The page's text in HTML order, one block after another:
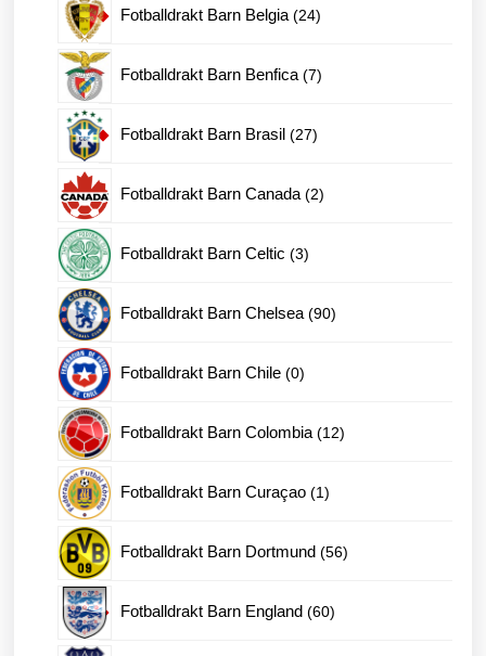
Fotballdrakt Barn Belgia 2424
Fotballdrakt Barn Benfica 77
Fotballdrakt Barn Brasil 2727
Fotballdrakt Barn Canada 22
Fotballdrakt Barn Celtic 33
Fotballdrakt Barn Chelsea 9090
Fotballdrakt Barn Chile 00
Fotballdrakt Barn Colombia 1212
Fotballdrakt Barn Curaçao 11
Fotballdrakt Barn Dortmund 5656
Fotballdrakt Barn England 6060